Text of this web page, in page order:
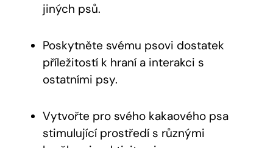
jiných psů.
Poskytněte svému psovi dostatek
příležitostí k hraní a interakci s
ostatními psy.
Vytvořte pro svého kakaového psa
stimulující prostředí s různými